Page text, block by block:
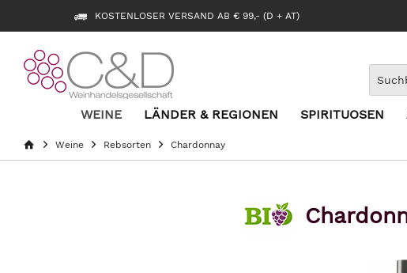
KOSTENLOSER VERSAND AB € 99,- (D + AT)
WEINE LÄNDER & REGIONEN SPIRITUOSEN
Weine Rebsorten Chardonnay